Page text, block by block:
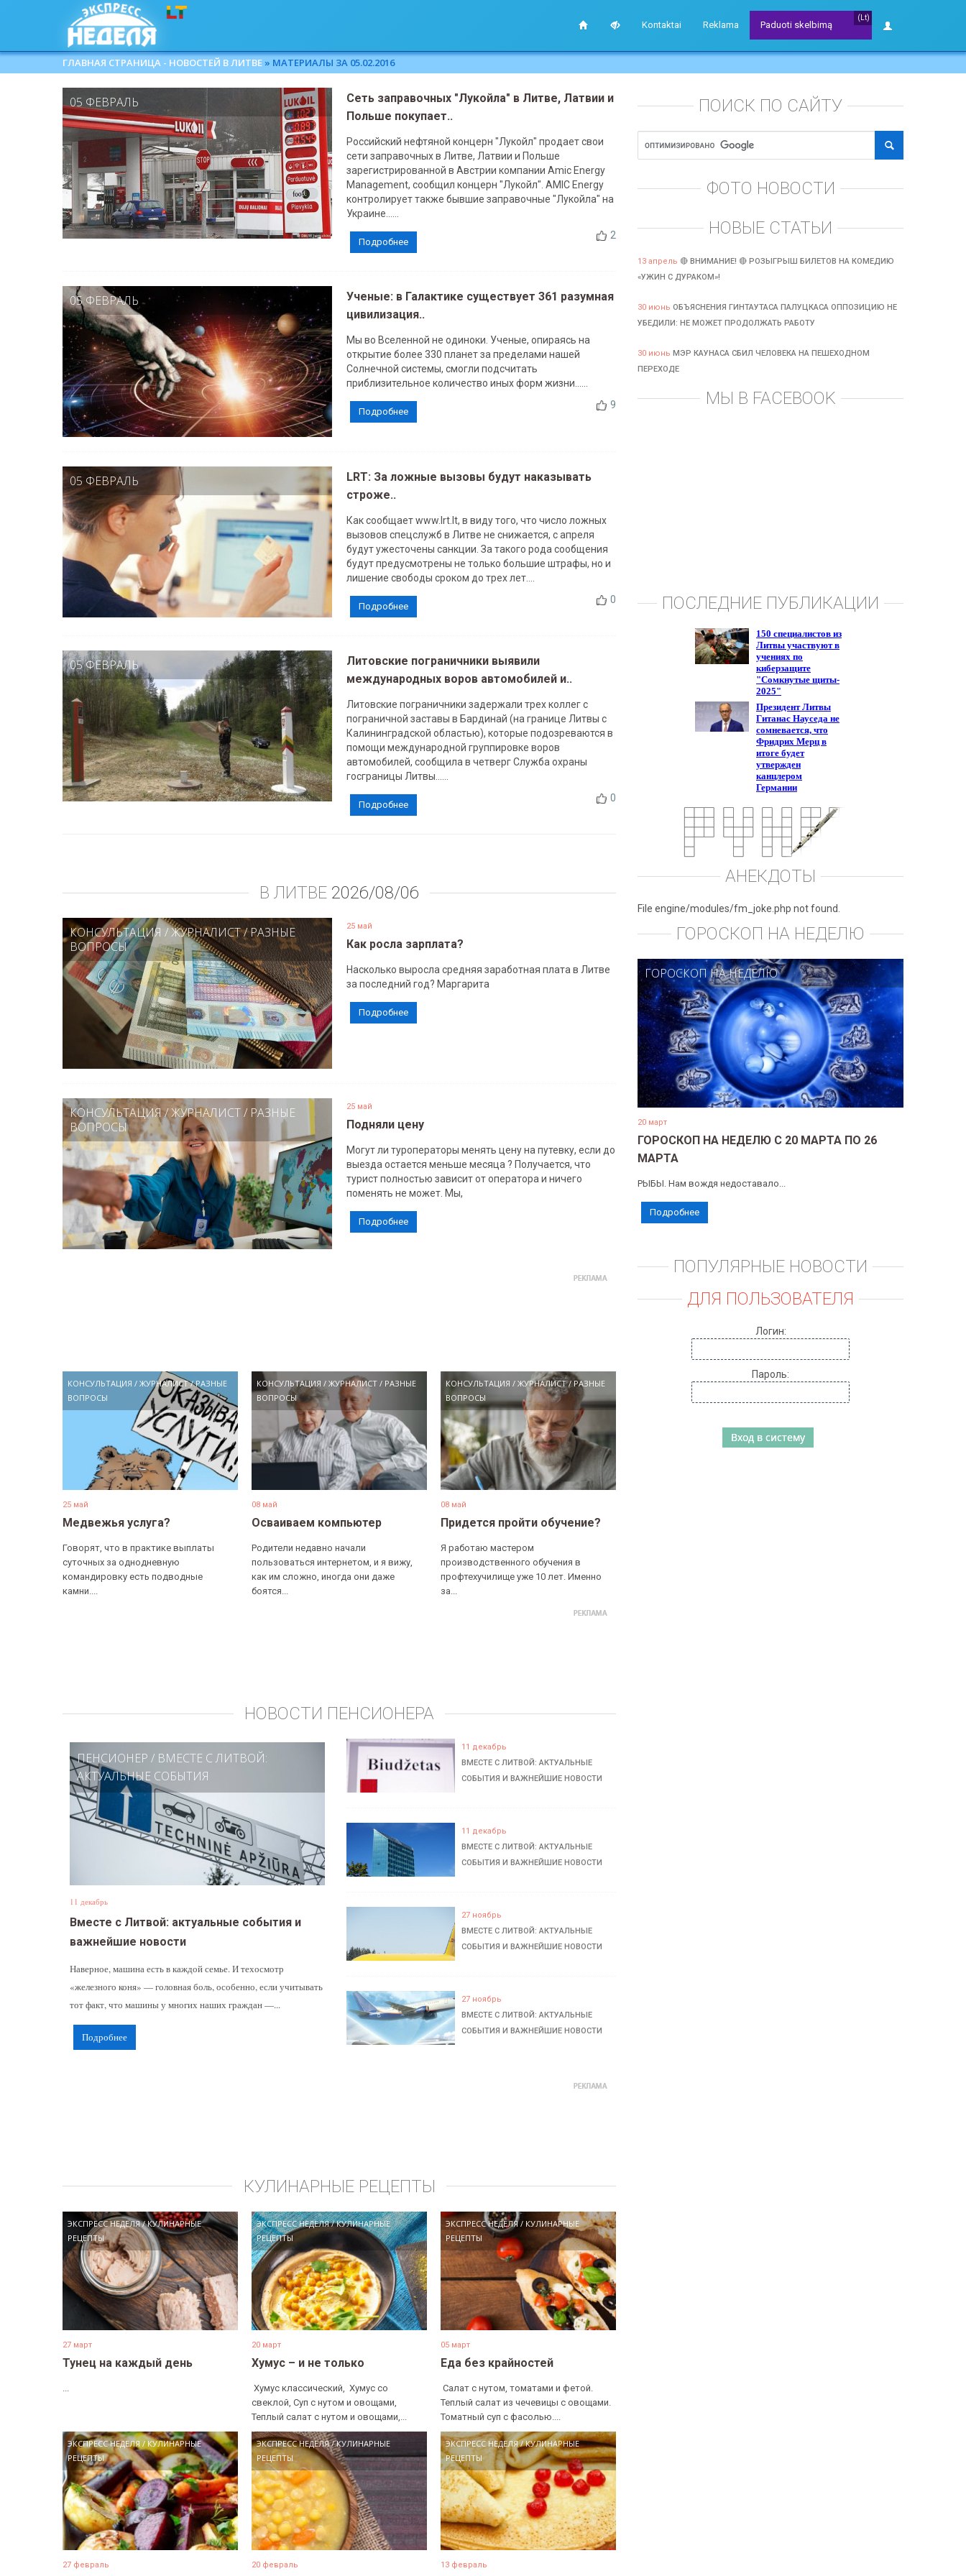
Kontaktai Reklama
(Lt)
Paduoti skelbimą
ГЛАВНАЯ СТРАНИЦА - НОВОСТЕЙ В ЛИТВЕ » МАТЕРИАЛЫ ЗА 05.02.2016
05 ФЕВРАЛЬ
Сеть заправочных "Лукойла" в Литве, Латвии и
Польше покупает..
Российский нефтяной концерн "Лукойл" продает свои
сети заправочных в Литве, Латвии и Польше
зарегистрированной в Австрии компании Amic Energy
Management, сообщил концерн "Лукойл". AMIC Energy
контролирует также бывшие заправочные "Лукойла" на
Украине......
2
Подробнее
05 ФЕВРАЛЬ
Ученые: в Галактике существует 361 разумная
цивилизация..
Мы во Вселенной не одиноки. Ученые, опираясь на
открытие более 330 планет за пределами нашей
Солнечной системы, смогли подсчитать
приблизительное количество иных форм жизни......
9
Подробнее
05 ФЕВРАЛЬ
LRT: За ложные вызовы будут наказывать
строже..
Как сообщает www.lrt.lt, в виду того, что число ложных
вызовов спецслужб в Литве не снижается, с апреля
будут ужесточены санкции. За такого рода сообщения
будут предусмотрены не только большие штрафы, но и
лишение свободы сроком до трех лет....
0
Подробнее
05 ФЕВРАЛЬ
Литовские пограничники выявили
международных воров автомобилей и..
Литовские пограничники задержали трех коллег с
пограничной заставы в Бардинай (на границе Литвы с
Калининградской областью), которые подозреваются в
помощи международной группировке воров
автомобилей, сообщила в четверг Служба охраны
госграницы Литвы......
0
Подробнее
В ЛИТВЕ 2026/08/06
КОНСУЛЬТАЦИЯ /ЖУРНАЛИСТ/РАЗНЫЕ
ВОПРОСЫ
25 май
Как росла зарплата?
Насколько выросла средняя заработная плата в Литве
за последний год? Маргарита
Подробнее
КОНСУЛЬТАЦИЯ/ЖУРНАЛИСТ/ РАЗНЫЕ
ВОПРОСЫ
25 май
Подняли цену
Могут ли туроператоры менять цену на путевку, если до
выезда остается меньше месяца ? Получается, что
турист полностью зависит от оператора и ничего
поменять не может. Мы,
Подробнее
КОНСУЛЬТАЦИЯ / ЖУРНАЛИСТ/РАЗНЫЕ
ВОПРОСЫ
25 май
Медвежья услуга?
Говорят, что в практике выплаты
суточных за однодневную
командировку есть подводные
камни....
КОНСУЛЬТАЦИЯ /ЖУРНАЛИСТ / РАЗНЫЕ
ВОПРОСЫ
08 май
Осваиваем компьютер
Родители недавно начали
пользоваться интернетом, и я вижу,
как им сложно, иногда они даже
боятся...
КОНСУЛЬТАЦИЯ /ЖУРНАЛИСТ/ РАЗНЫЕ
ВОПРОСЫ
08 май
Придется пройти обучение?
Я работаю мастером
производственного обучения в
профтехучилище уже 10 лет. Именно
за...
НОВОСТИ ПЕНСИОНЕРА
ПЕНСИОНЕР / ВМЕСТЕ С ЛИТВОЙ:
АКТУАЛЬНЫЕ СОБЫТИЯ
11 декабрь
Вместе с Литвой: актуальные события и
важнейшие новости
Наверное, машина есть в каждой семье. И техосмотр
«железного коня» — головная боль, особенно, если учитывать
тот факт, что машины у многих наших граждан —...
Подробнее
11 декабрь
ВМЕСТЕ С ЛИТВОЙ: АКТУАЛЬНЫЕ
СОБЫТИЯ И ВАЖНЕЙШИЕ НОВОСТИ
11 декабрь
ВМЕСТЕ С ЛИТВОЙ: АКТУАЛЬНЫЕ
СОБЫТИЯ И ВАЖНЕЙШИЕ НОВОСТИ
27 ноябрь
ВМЕСТЕ С ЛИТВОЙ: АКТУАЛЬНЫЕ
СОБЫТИЯ И ВАЖНЕЙШИЕ НОВОСТИ
27 ноябрь
ВМЕСТЕ С ЛИТВОЙ: АКТУАЛЬНЫЕ
СОБЫТИЯ И ВАЖНЕЙШИЕ НОВОСТИ
КУЛИНАРНЫЕ РЕЦЕПТЫ
ЭКСПРЕСС НЕДЕЛЯ/КУЛИНАРНЫЕ
РЕЦЕПТЫ
27 март
Тунец на каждый день
ЭКСПРЕСС НЕДЕЛЯ/КУЛИНАРНЫЕ
РЕЦЕПТЫ
20 март
Хумус – и не только
​ Хумус классический, ​ Хумус со
свеклой, Суп с нутом и овощами, ​
Теплый салат с нутом и овощами,...
ЭКСПРЕСС НЕДЕЛЯ/ КУЛИНАРНЫЕ
РЕЦЕПТЫ
05 март
Еда без крайностей
​ Салат с нутом, томатами и фетой. ​
Теплый салат из чечевицы с овощами. ​
Томатный суп с фасолью....
ЭКСПРЕСС НЕДЕЛЯ/КУЛИНАРНЫЕ
РЕЦЕПТЫ
27 февраль
ЭКСПРЕСС НЕДЕЛЯ/КУЛИНАРНЫЕ
РЕЦЕПТЫ
20 февраль
ЭКСПРЕСС НЕДЕЛЯ/КУЛИНАРНЫЕ
РЕЦЕПТЫ
13 февраль
ПОИСК ПО САЙТУ
ФОТО НОВОСТИ
НОВЫЕ СТАТЬИ
13 апрель 🔴 ВНИМАНИЕ! 🔴 РОЗЫГРЫШ БИЛЕТОВ НА КОМЕДИЮ
«УЖИН С ДУРАКОМ»!
30 июнь ОБЪЯСНЕНИЯ ГИНТАУТАСА ПАЛУЦКАСА ОППОЗИЦИЮ НЕ
УБЕДИЛИ: НЕ МОЖЕТ ПРОДОЛЖАТЬ РАБОТУ
30 июнь МЭР КАУНАСА СБИЛ ЧЕЛОВЕКА НА ПЕШЕХОДНОМ
ПЕРЕХОДЕ
МЫ В FACEBOOK
ПОСЛЕДНИЕ ПУБЛИКАЦИИ
АНЕКДОТЫ
File engine/modules/fm_joke.php not found.
ГОРОСКОП НА НЕДЕЛЮ
ГОРОСКОП НА НЕДЕЛЮ
20 март
ГОРОСКОП НА НЕДЕЛЮ С 20 МАРТА ПО 26
МАРТА
РЫБЫ. Нам вождя недоставало...
Подробнее
ПОПУЛЯРНЫЕ НОВОСТИ
ДЛЯ ПОЛЬЗОВАТЕЛЯ
Логин:
Пароль: